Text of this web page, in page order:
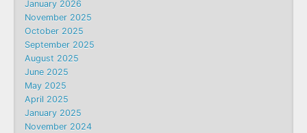
January 2026
November 2025
October 2025
September 2025
August 2025
June 2025
May 2025
April 2025
January 2025
November 2024